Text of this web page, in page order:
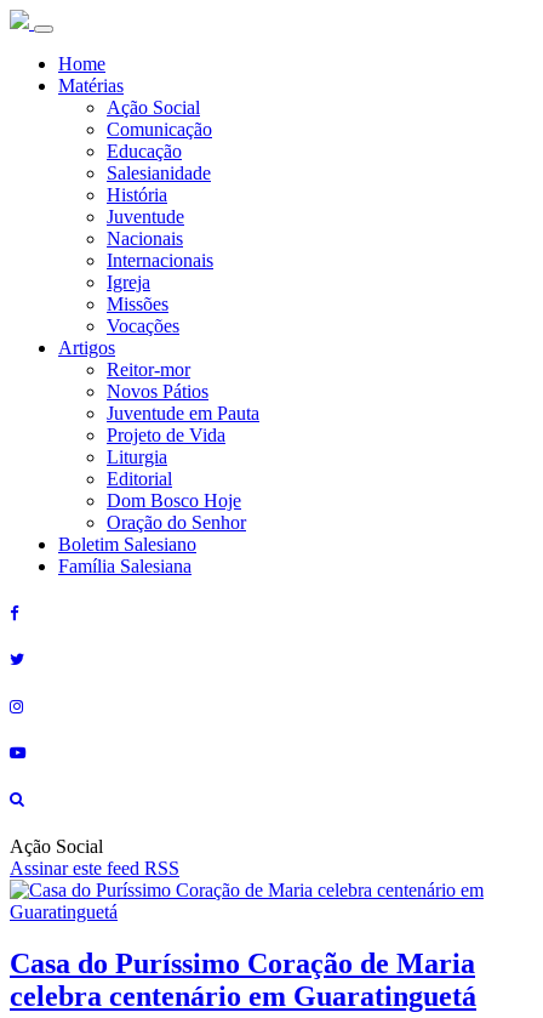
Home
Matérias
Ação Social
Comunicação
Educação
Salesianidade
História
Juventude
Nacionais
Internacionais
Igreja
Missões
Vocações
Artigos
Reitor-mor
Novos Pátios
Juventude em Pauta
Projeto de Vida
Liturgia
Editorial
Dom Bosco Hoje
Oração do Senhor
Boletim Salesiano
Família Salesiana
Ação Social
Assinar este feed RSS
Casa do Puríssimo Coração de Maria
celebra centenário em Guaratinguetá